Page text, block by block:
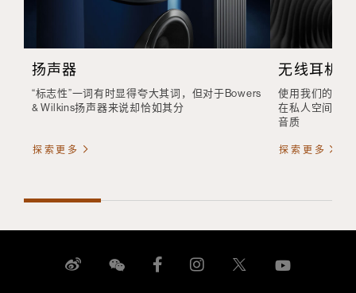
扬声器
“标志性”一词有时显得夸大其词，但对于Bowers
& Wilkins扬声器来说却恰如其分
探索更多
无线耳机
使用我们的无
在私人空间还
音质
探索更多